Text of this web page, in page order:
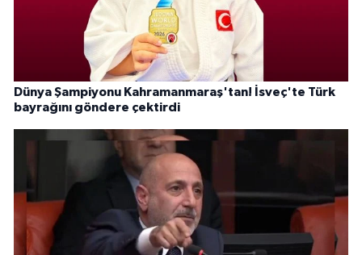
Dünya Şampiyonu Kahramanmaraş'tan! İsveç'te Türk
bayrağını göndere çektirdi